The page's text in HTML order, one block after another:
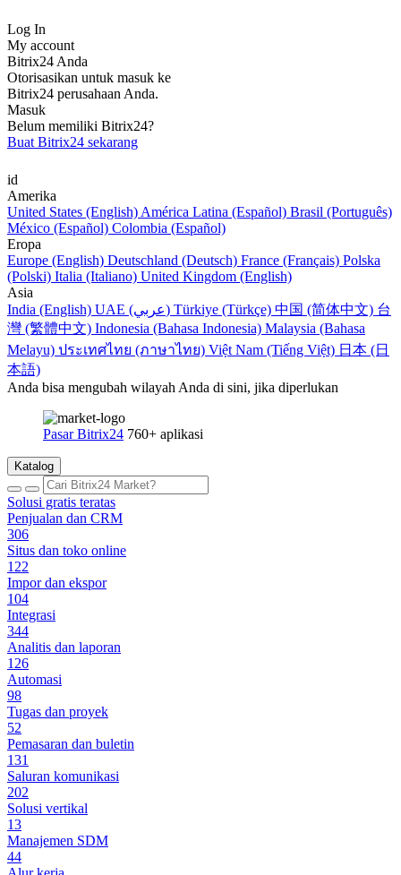
Log In
My account
Bitrix24 Anda
Otorisasikan untuk masuk ke
Bitrix24 perusahaan Anda.
Masuk
Belum memiliki Bitrix24?
Buat Bitrix24 sekarang
id
Amerika
United States (English) América Latina (Español) Brasil (Português)
México (Español) Colombia (Español)
Eropa
Europe (English) Deutschland (Deutsch) France (Français) Polska
(Polski) Italia (Italiano) United Kingdom (English)
Asia
India (English)
UAE (عربي) Türkiye (Türkçe) 中国 (简体中文) 台
灣 (繁體中文) Indonesia (Bahasa Indonesia) Malaysia (Bahasa
Melayu) ประเทศไทย (ภาษาไทย) Việt Nam (Tiếng Việt) 日本 (日
本語)
Anda bisa mengubah wilayah Anda di sini, jika diperlukan
Pasar Bitrix24 760+ aplikasi
Katalog
Solusi gratis teratas
Penjualan dan CRM
306
Situs dan toko online
122
Impor dan ekspor
104
Integrasi
344
Analitis dan laporan
126
Automasi
98
Tugas dan proyek
52
Pemasaran dan buletin
131
Saluran komunikasi
202
Solusi vertikal
13
Manajemen SDM
44